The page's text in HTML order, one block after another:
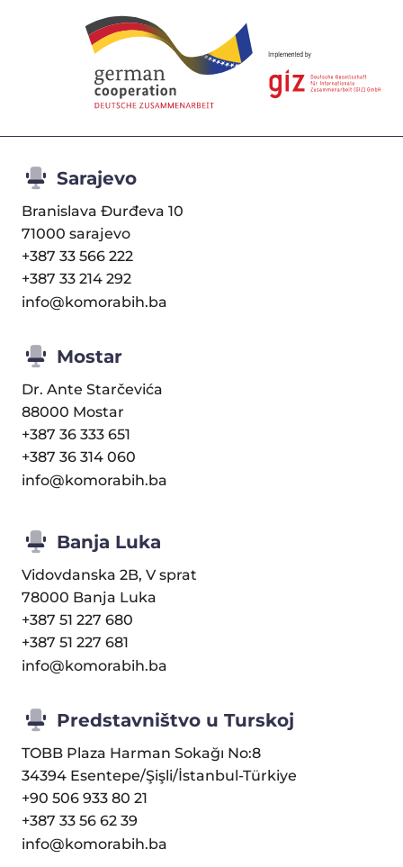
Sarajevo
Branislava Đurđeva 10
71000 sarajevo
+387 33 566 222
+387 33 214 292
info@komorabih.ba
Mostar
Dr. Ante Starčevića
88000 Mostar
+387 36 333 651
+387 36 314 060
info@komorabih.ba
Banja Luka
Vidovdanska 2B, V sprat
78000 Banja Luka
+387 51 227 680
+387 51 227 681
info@komorabih.ba
Predstavništvo u Turskoj
TOBB Plaza Harman Sokağı No:8
34394 Esentepe/Şişli/İstanbul-Türkiye
+90 506 933 80 21
+387 33 56 62 39
info@komorabih.ba